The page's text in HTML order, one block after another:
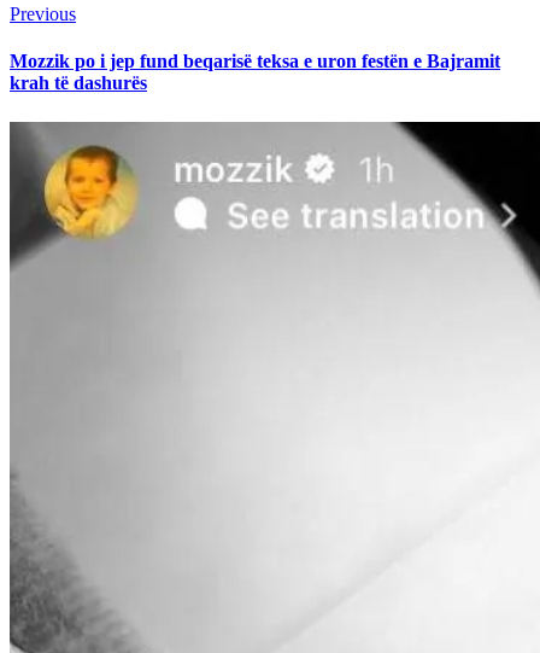
Continue
Reading
PreviousPrevious
Mozzik po i jep fund beqarisë teksa e uron festën e Bajramit
krah të dashurës